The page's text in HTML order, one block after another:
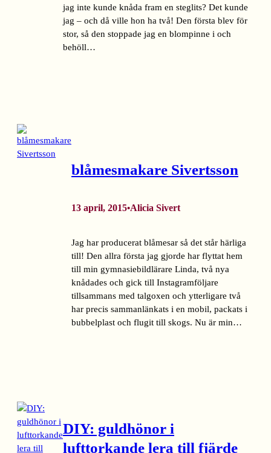
jag inte kunde knåda fram en steglits? Det kunde
jag – och då ville hon ha två! Den första blev för
stor, så den stoppade jag en blompinne i och
behöll…
blåmesmakare Sivertsson
13 april, 2015•Alicia Sivert
Jag har producerat blåmesar så det står härliga
till! Den allra första jag gjorde har flyttat hem
till min gymnasiebildlärare Linda, två nya
knådades och gick till Instagramföljare
tillsammans med talgoxen och ytterligare två
har precis sammanlänkats i en mobil, packats i
bubbelplast och flugit till skogs. Nu är min…
DIY: guldhönor i
lufttorkande lera till fjärde